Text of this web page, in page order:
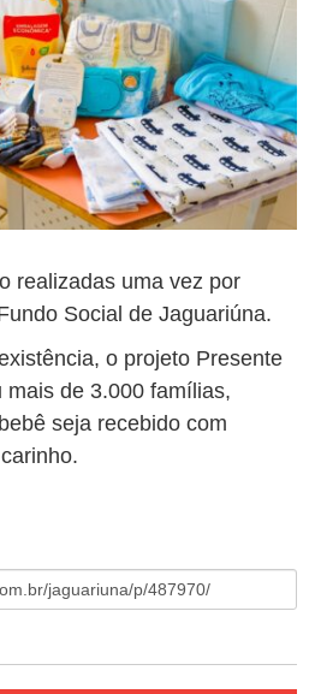
realizadas uma vez por
Social de Jaguariúna.
o projeto Presente
de 3.000 famílias,
seja recebido com